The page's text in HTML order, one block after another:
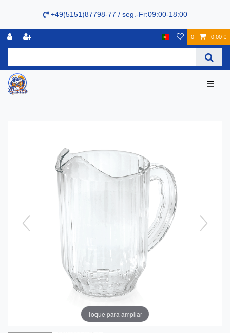
+49(5151)87798-77 / seg.-Fr:09:00-18:00
0 0,00 €
☰
Toque para ampliar